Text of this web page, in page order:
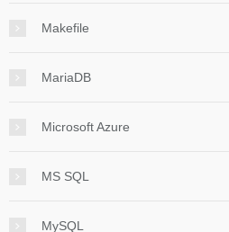
Makefile
MariaDB
Microsoft Azure
MS SQL
MySQL